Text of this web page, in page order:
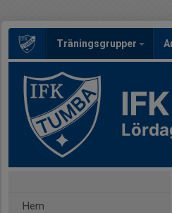
Träningsgrupper
Hem